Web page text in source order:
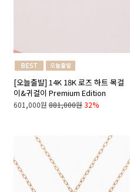
[오늘출발] 14K 18K 로즈 하트 목걸
이&귀걸이 Premium Edition
601,000원 881,000원 32%